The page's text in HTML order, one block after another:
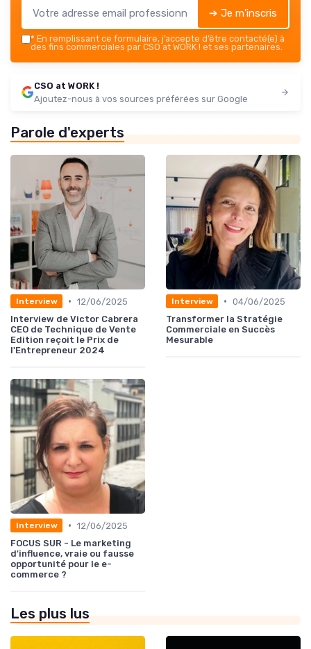
➔ Je m'inscris
* En remplissant ce formulaire, j’accepte d’être contacté(e) à
des fins commerciales par CSO at WORK ! et ses partenaires.
CSO at WORK !
Ajoutez-nous à vos sources préférées sur Google
Parole d'experts
Interview • 12/06/2025
Interview de Victor Cabrera
CEO de Technique de Vente
Edition reçoit le Prix de
l'Entrepreneur 2024
Interview • 04/06/2025
Transformer la Stratégie
Commerciale en Succès
Mesurable
Interview • 12/06/2025
FOCUS SUR - Le marketing
d'influence, vraie ou fausse
opportunité pour le e-
commerce ?
Les plus lus